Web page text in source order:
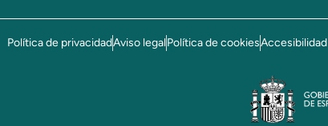
Política de privacidadAviso legalPolítica de cookiesAccesibilidad